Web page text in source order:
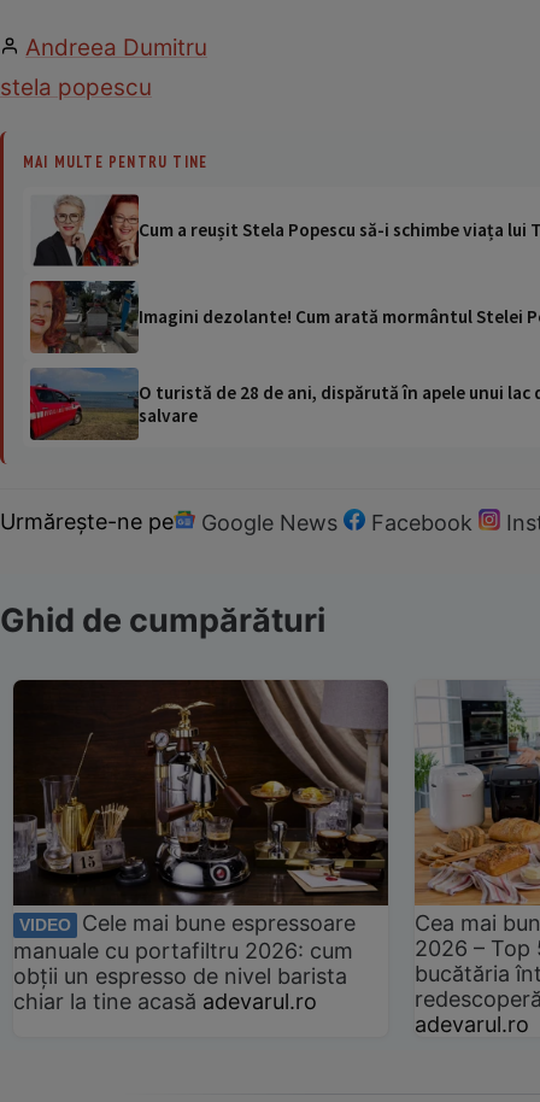
Andreea Dumitru
stela popescu
MAI MULTE PENTRU TINE
Cum a reușit Stela Popescu să-i schimbe viața
Imagini dezolante! Cum arată mormântul Stelei
O turistă de 28 de ani, dispărută în apele unui
salvare
Urmărește-ne pe Google News Facebook
Ghid de cumpărături
VIDEO
Cele mai bune espressoare
manuale cu portafiltru 2026: cum
obții un espresso de nivel barista
chiar la tine acasă adevarul.ro
Cea mai
2026 –
bucătăria
adevarul.ro